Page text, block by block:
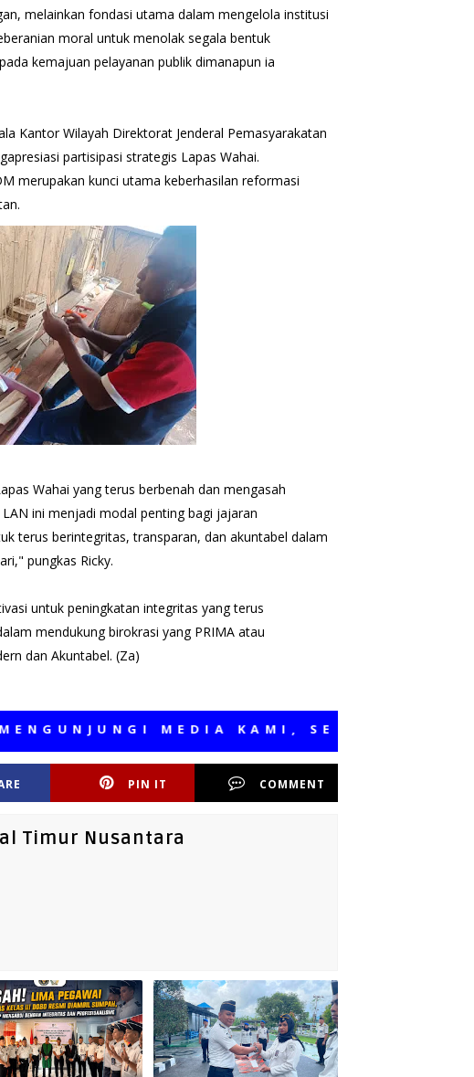
melainkan fondasi utama dalam mengelola institusi
moral untuk menolak segala bentuk
kemajuan pelayanan publik dimanapun ia
Kantor Wilayah Direktorat Jenderal Pemasyarakatan
partisipasi strategis Lapas Wahai.
merupakan kunci utama keberhasilan reformasi
Wahai yang terus berbenah dan mengasah
ini menjadi modal penting bagi jajaran
terus berintegritas, transparan, dan akuntabel dalam
pungkas Ricky.
untuk peningkatan integritas yang terus
mendukung birokrasi yang PRIMA atau
dan Akuntabel. (Za)
MEDIA KAMI, SEMOGA BERMANFAAT
PIN IT COMMENT
Timur Nusantara